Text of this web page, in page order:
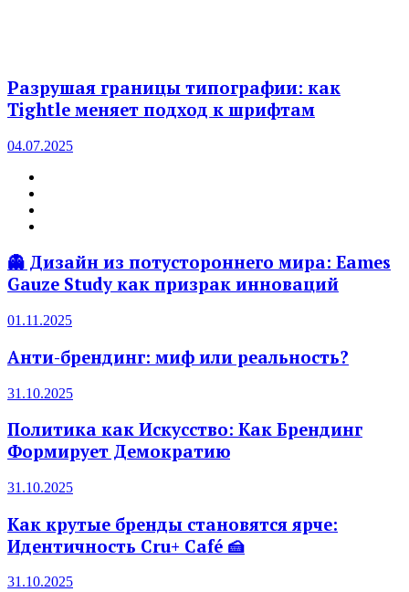
Разрушая границы типографии: как
Tightle меняет подход к шрифтам
04.07.2025
👻 Дизайн из потустороннего мира: Eames
Gauze Study как призрак инноваций
01.11.2025
Анти-брендинг: миф или реальность?
31.10.2025
Политика как Искусство: Как Брендинг
Формирует Демократию
31.10.2025
Как крутые бренды становятся ярче:
Идентичность Cru+ Café 🍰
31.10.2025